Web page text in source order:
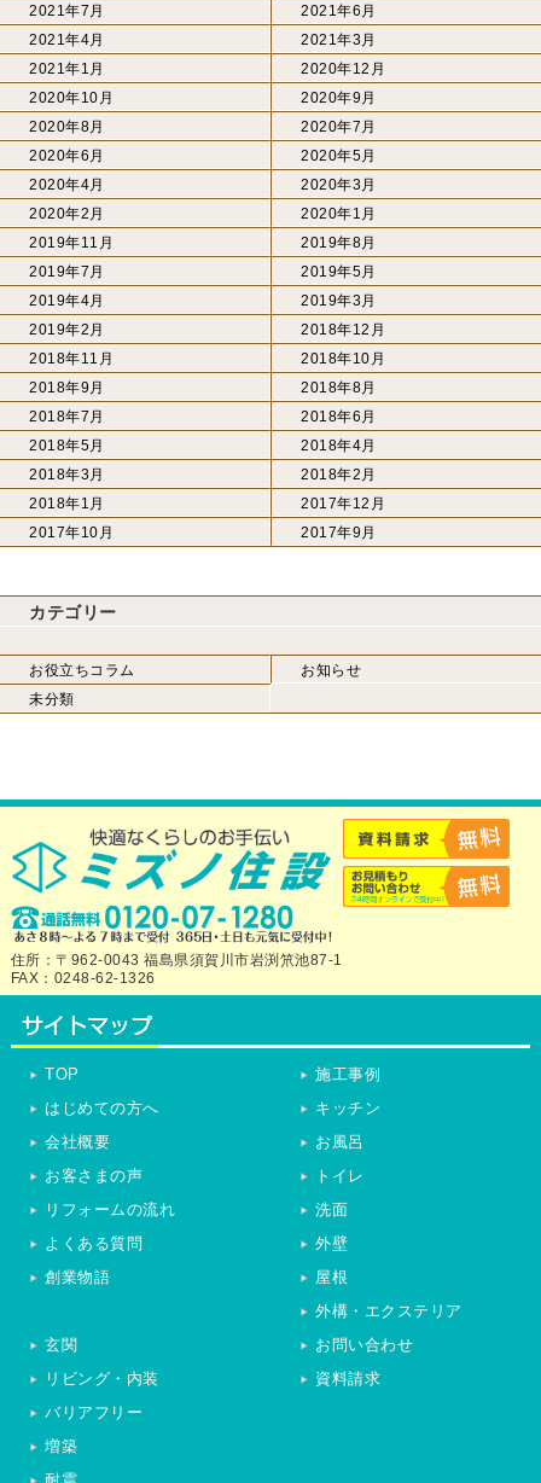
2021年7月
2021年6月
2021年4月
2021年3月
2021年1月
2020年12月
2020年10月
2020年9月
2020年8月
2020年7月
2020年6月
2020年5月
2020年4月
2020年3月
2020年2月
2020年1月
2019年11月
2019年8月
2019年7月
2019年5月
2019年4月
2019年3月
2019年2月
2018年12月
2018年11月
2018年10月
2018年9月
2018年8月
2018年7月
2018年6月
2018年5月
2018年4月
2018年3月
2018年2月
2018年1月
2017年12月
2017年10月
2017年9月
カテゴリー
お役立ちコラム
お知らせ
未分類
住所：〒962-0043 福島県須賀川市岩渕笊池87-1
FAX：0248-62-1326
TOP
はじめての方へ
会社概要
お客さまの声
リフォームの流れ
よくある質問
創業物語
施工事例
キッチン
お風呂
トイレ
洗面
外壁
屋根
外構・エクステリア
玄関
リビング・内装
バリアフリー
増築
お問い合わせ
資料請求